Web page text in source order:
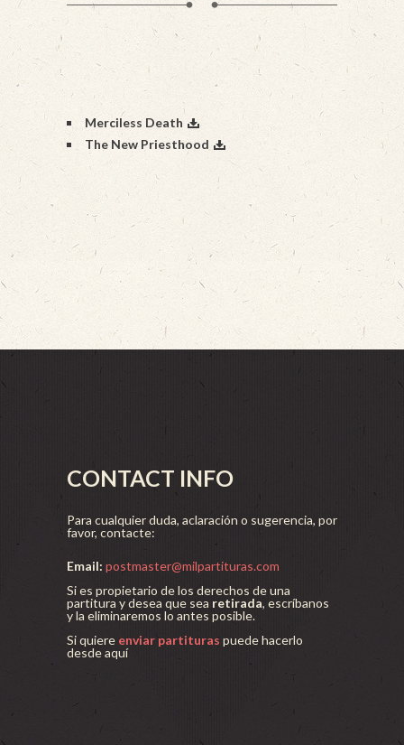
Merciless Death
The New Priesthood
CONTACT INFO
Para cualquier duda, aclaración o sugerencia, por
favor, contacte:
Email: postmaster@milpartituras.com
Si es propietario de los derechos de una
partitura y desea que sea retirada, escríbanos
y la eliminaremos lo antes posible.
Si quiere enviar partituras puede hacerlo
desde aquí